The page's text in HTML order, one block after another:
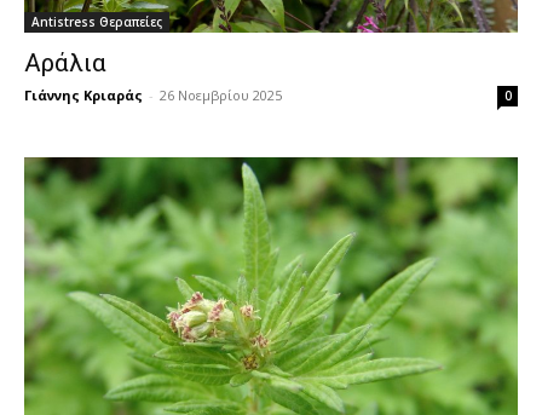
Antistress Θεραπείες
Αράλια
Γιάννης Κριαράς - 26 Νοεμβρίου 2025 0